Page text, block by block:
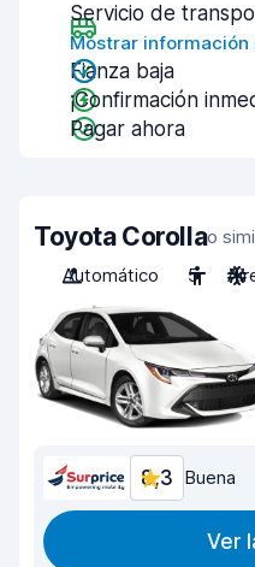
Servicio de
Mostrar información
Fianza baja
¡Confirmación
Pagar ahora
Toyota Corollao
Automático
5
8,3 Buena
Ver